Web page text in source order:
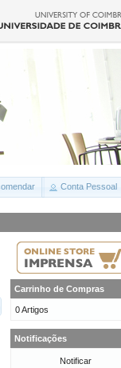
Conta Pessoal
Carrinho de Compras
0 Artigos
Notificações
Notificar